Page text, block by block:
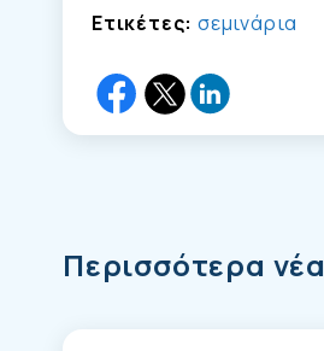
Ετικέτες: σεμινάρια
Περισσότερα νέα